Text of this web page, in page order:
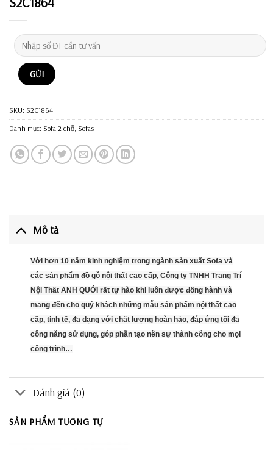
SKU: S2C1864
Danh mục: Sofa 2 chỗ, Sofas
Mô tả
Với hơn 10 năm kinh nghiệm trong ngành sản xuất Sofa và
các sản phẩm đồ gỗ nội thất cao cấp, Công ty TNHH Trang Trí
Nội Thất ANH QUỚI rất tự hào khi luôn được đồng hành và
mang đến cho quý khách những mẫu sản phẩm nội thất cao
cấp, tinh tế, đa dạng với chất lượng hoàn hảo, đáp ứng tối đa
công năng sử dụng, góp phần tạo nên sự thành công cho mọi
công trình…
Đánh giá (0)
SẢN PHẨM TƯƠNG TỰ